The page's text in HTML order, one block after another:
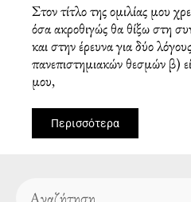
Στον τίτλο της ομιλίας μου
όσα ακροθιγώς θα θίξω στη
και στην έρευνα για δύο
πανεπιστημιακών θεσμών β)
μου,
Περισσότερα
Search